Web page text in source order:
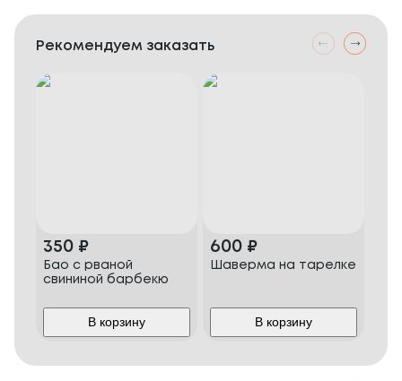
Рекомендуем заказать
350 ₽
Бао с рваной
свининой барбекю
В корзину
600 ₽
Шаверма на тарелке
В корзину